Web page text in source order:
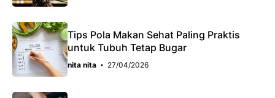
Tips Pola Makan Sehat Paling Praktis
untuk Tubuh Tetap Bugar
nita nita 27/04/2026